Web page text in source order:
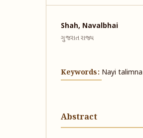
Shah, Navalbhai
ગુજરાત રાજ્ય
Keywords: Nayi
Abstract